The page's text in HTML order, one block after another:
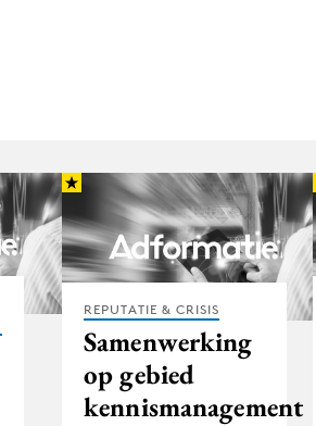
REPUTATIE & CRISIS
Samenwerking
op gebied
kennismanagement